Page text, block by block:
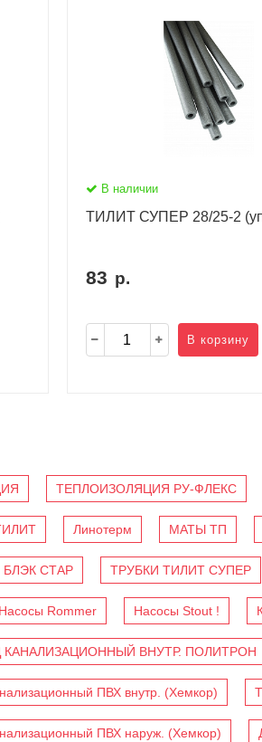
В наличии
ТИЛИТ СУПЕР 28/25-2
83 р.
В корзину
ТЕПЛОИЗОЛЯЦИЯ РУ-ФЛЕКС
Линотерм МАТЫ ТП
СТАР ТРУБКИ ТИЛИТ СУПЕР
Насосы Rommer Насосы Stout !
ВНУТР. ПОЛИТРОН
ПВХ внутр. (Хемкор)
ПВХ наруж. (Хемкор)